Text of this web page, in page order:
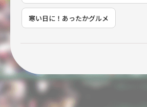
寒い日に！あったかグルメ